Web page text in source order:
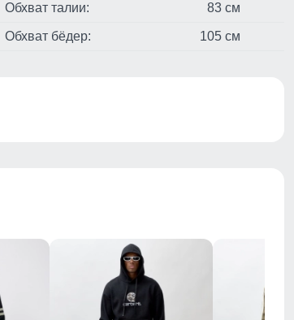
Обхват талии: 83 см
Обхват бёдер: 105 см